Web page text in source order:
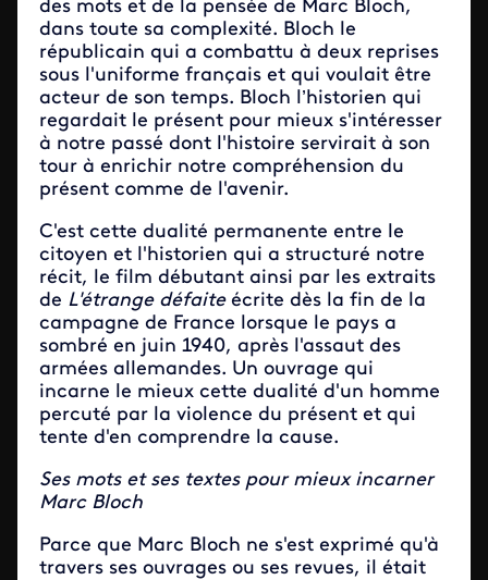
des mots et de la pensée de Marc Bloch,
dans toute sa complexité. Bloch le
républicain qui a combattu à deux reprises
sous l'uniforme français et qui voulait être
acteur de son temps. Bloch l’historien qui
regardait le présent pour mieux s'intéresser
à notre passé dont l'histoire servirait à son
tour à enrichir notre compréhension du
présent comme de l'avenir.
C'est cette dualité permanente entre le
citoyen et l'historien qui a structuré notre
récit, le film débutant ainsi par les extraits
de L'étrange défaiteécrite dès la fin de la
campagne de France lorsque le pays a
sombré en juin 1940, après l'assaut des
armées allemandes. Un ouvrage qui
incarne le mieux cette dualité d'un homme
percuté par la violence du présent et qui
tente d'en comprendre la cause.
Ses mots et ses textes pour mieux incarner
Marc Bloch
Parce que Marc Bloch ne s'est exprimé qu'à
travers ses ouvrages ou ses revues, il était